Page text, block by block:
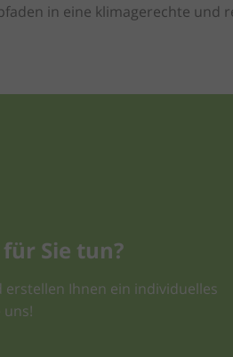
in eine klimagerechte und
Sie tun?
erstellen Ihnen ein individuelles
uns!